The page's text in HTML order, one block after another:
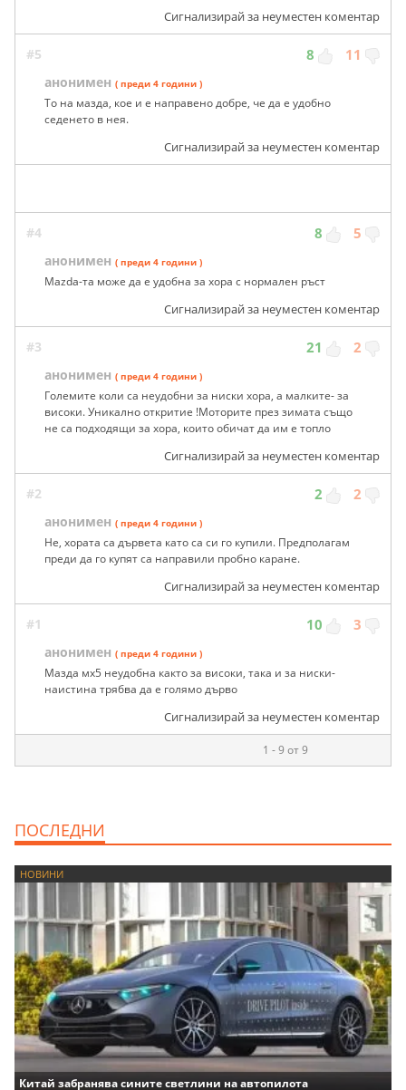
Сигнализирай за неуместен коментар
#5 8 11
анонимен ( преди 4 години )
То на мазда, кое и е направено добре, че да е удобно
седенето в нея.
Сигнализирай за неуместен коментар
#4 8 5
анонимен ( преди 4 години )
Mazda-та може да е удобна за хора с нормален ръст
Сигнализирай за неуместен коментар
#3 21 2
анонимен ( преди 4 години )
Големите коли са неудобни за ниски хора, а малките- за
високи. Уникално откритие !Моторите през зимата също
не са подходящи за хора, които обичат да им е топло
Сигнализирай за неуместен коментар
#2 2 2
анонимен ( преди 4 години )
Не, хората са дървета като са си го купили. Предполагам
преди да го купят са направили пробно каране.
Сигнализирай за неуместен коментар
#1 10 3
анонимен ( преди 4 години )
Мазда мх5 неудобна както за високи, така и за ниски-
наистина трябва да е голямо дърво
Сигнализирай за неуместен коментар
1 - 9 от 9
ПОСЛЕДНИ
НОВИНИ
Китай забранява сините светлини на автопилота